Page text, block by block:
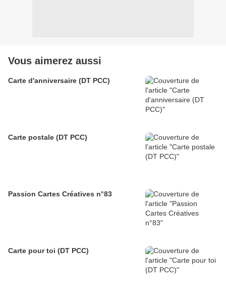
Vous aimerez aussi
Carte d'anniversaire (DT PCC)
Carte postale (DT PCC)
Passion Cartes Créatives n°83
Carte pour toi (DT PCC)